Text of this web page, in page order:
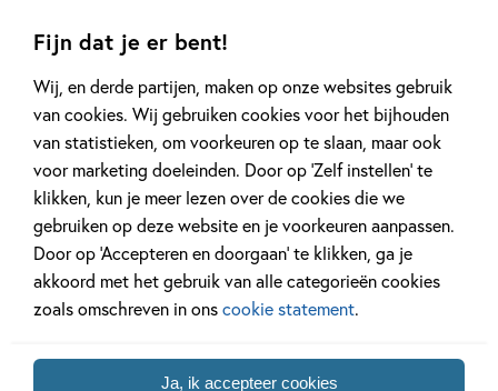
Fijn dat je er bent!
Wij, en derde partijen, maken op onze websites gebruik
van cookies. Wij gebruiken cookies voor het bijhouden
van statistieken, om voorkeuren op te slaan, maar ook
voor marketing doeleinden. Door op ‘Zelf instellen’ te
klikken, kun je meer lezen over de cookies die we
gebruiken op deze website en je voorkeuren aanpassen.
Door op ‘Accepteren en doorgaan’ te klikken, ga je
akkoord met het gebruik van alle categorieën cookies
zoals omschreven in onscookie statement.
Ja, ik accepteer cookies
van een aantal plantentermen. Dat is pas grondig
vertaalwerk!
Deel 2
Deel 2
11,99
De groeipijnen van Adrian
Mole
Sue Townsend
Bekijk dit boek
Bestellen